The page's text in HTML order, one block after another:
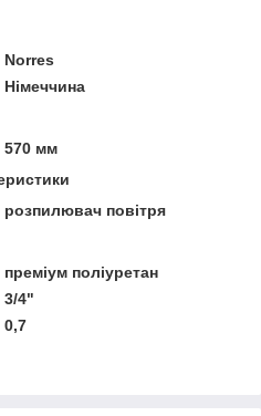
Norres
Німеччина
570 мм
розпилювач повітря
преміум поліуретан
3/4"
0,7